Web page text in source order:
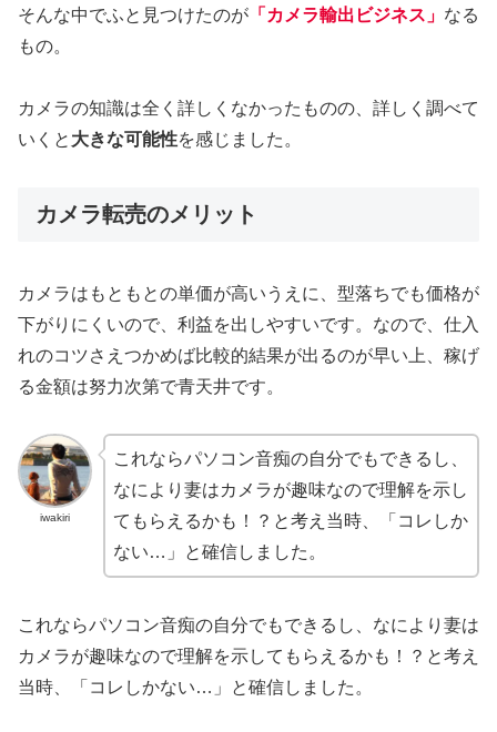
そんな中でふと見つけたのが 「カメラ輸出ビジネス」 なる
もの。
カメラの知識は全く詳しくなかったものの、詳しく調べて
いくと 大きな可能性を感じました。
カメラ転売のメリット
カメラはもともとの単価が高いうえに、型落ちでも価格が
下がりにくいので、利益を出しやすいです。なので、仕入
れのコツさえつかめば比較的結果が出るのが早い上、稼げ
る金額は努力次第で青天井です。
iwakiri
これならパソコン音痴の自分でもできるし、
なにより妻はカメラが趣味なので理解を示し
てもらえるかも！？と考え当時、「コレしか
ない…」と確信しました。
これならパソコン音痴の自分でもできるし、なにより妻は
カメラが趣味なので理解を示してもらえるかも！？と考え
当時、「コレしかない…」と確信しました。